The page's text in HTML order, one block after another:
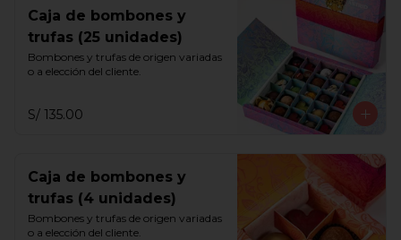
Caja de bombones y
trufas (25 unidades)
Bombones y trufas de origen variadas
o a elección del cliente.
S/ 135.00
Caja de bombones y
trufas (4 unidades)
Bombones y trufas de origen variadas
o a elección del cliente.